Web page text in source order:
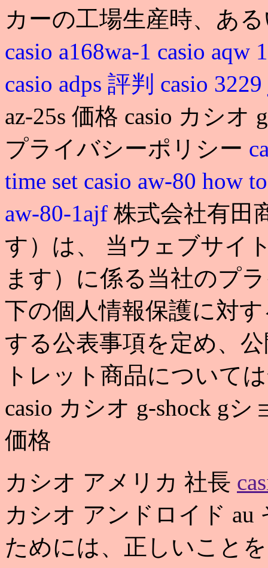
カーの工場生産時、あ
casio a168wa-1 casio aqw
casio adps 評判 casio
az-25s 価格 casio カシオ
プライバシーポリシー
time set casio aw-80 how
aw-80-1ajf 株式会社有田
す）は、 当ウェブサイ
ます）に係る当社のプ
下の個人情報保護に対
する公表事項を定め、
トレット商品について
casio カシオ g-shock gシ
価格
カシオ アメリカ 社長
カシオ アンドロイド
ためには、正しいこと